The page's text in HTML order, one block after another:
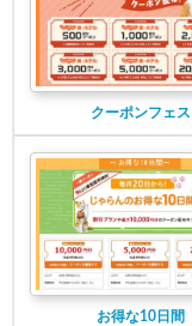
クーポンフェス
お得な10日間